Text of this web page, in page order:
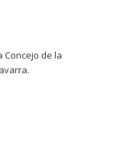
Concejo de la